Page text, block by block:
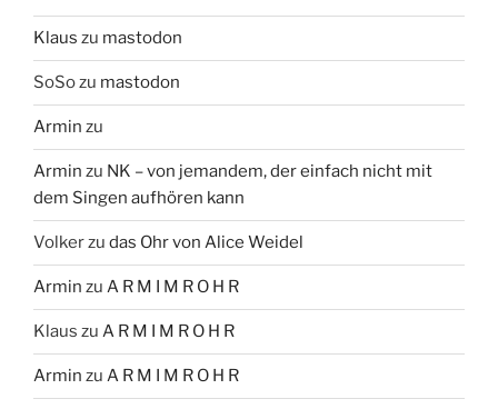
Klaus zu mastodon
SoSozu mastodon
Armin zu
Armin zu NK – von jemandem, der einfach nicht mit
dem Singen aufhören kann
Volkerzu das Ohr von Alice Weidel
Armin zu A R M I M R O H R
Klaus zu A R M I M R O H R
Armin zu A R M I M R O H R